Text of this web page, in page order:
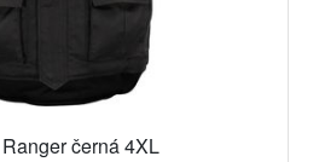
černá 4XL